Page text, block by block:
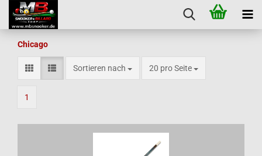
Chicago
Sortieren nach
Sortieren nach 20 pro Seite
pro Seite
1